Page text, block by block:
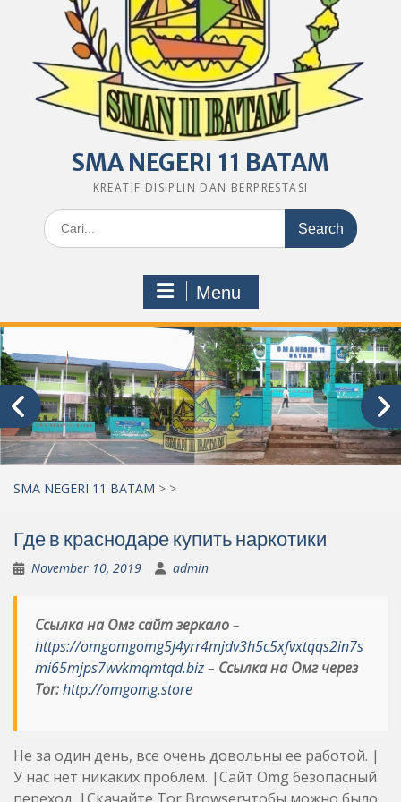
SMA NEGERI 11 BATAM
KREATIF DISIPLIN DAN BERPRESTASI
Search
for:
Menu
SMA NEGERI 11 BATAM > >
Где в краснодаре купить наркотики
November 10, 2019 admin
Ссылка на Омг сайт зеркало–
https://omgomgomg5j4yrr4mjdv3h5c5xfvxtqqs2in7s
mi65mjps7wvkmqmtqd.biz– Ссылка на Омг через
Tor:http://omgomg.store
Не за один день, все очень довольны ее работой. |
У нас нет никаких проблем. |Сайт Omg безопасный